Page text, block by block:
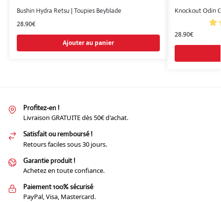
Bushin Hydra Retsu | Toupies Beyblade
28.90€
Ajouter au panier
Knockout Odin
28.90€
Profitez-en !
Livraison GRATUITE dès 50€ d'achat.
Satisfait ou remboursé !
Retours faciles sous 30 jours.
Garantie produit !
Achetez en toute confiance.
Paiement 100% sécurisé
PayPal, Visa, Mastercard.